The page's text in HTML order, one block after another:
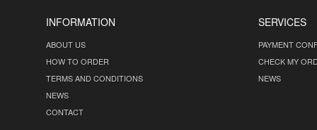
INFORMATION
ABOUT US
HOW TO ORDER
TERMS AND CONDITIONS
NEWS
CONTACT
SERVICES
PAYMENT
CHECK MY
NEWS